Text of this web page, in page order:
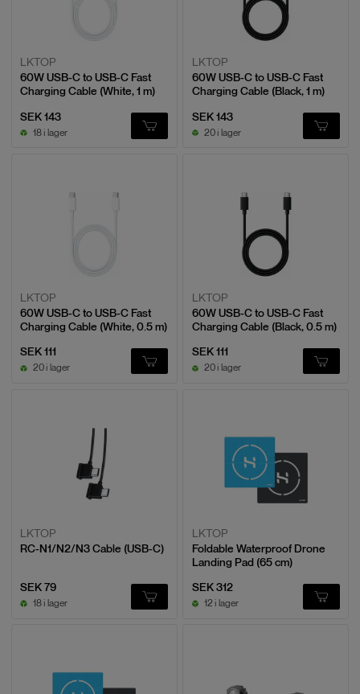
LKTOP
60W USB-C to USB-C Fast
Charging Cable (White, 1 m)
SEK 143
18 i lager
LKTOP
60W USB-C to USB-C Fast
Charging Cable (Black, 1 m)
SEK 143
20 i lager
LKTOP
60W USB-C to USB-C Fast
Charging Cable (White, 0.5 m)
SEK 111
20 i lager
LKTOP
60W USB-C to USB-C Fast
Charging Cable (Black, 0.5 m)
SEK 111
20 i lager
LKTOP
RC-N1/N2/N3 Cable (USB-C)
SEK 79
18 i lager
LKTOP
Foldable Waterproof Drone
Landing Pad (65 cm)
SEK 312
12 i lager